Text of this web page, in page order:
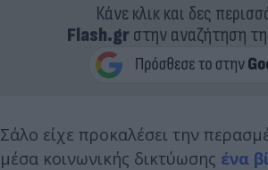
Κάνε κλικ και δες
Flash.grστην αναζήτηση
Σάλο είχε προκαλέσει την
μέσα κοινωνικής δικτύωσης ένα